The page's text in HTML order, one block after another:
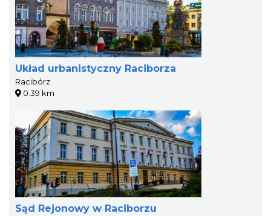
Układ urbanistyczny Raciborza
Racibórz
0.39 km
Sąd Rejonowy w Raciborzu